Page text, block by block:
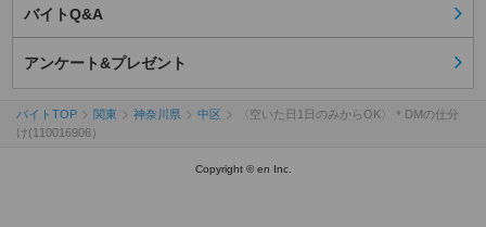
バイトQ&A
アンケート&プレゼント
バイトTOP 関東 神奈川県 中区
〈空いた日1日のみからOK〉＊DMの仕分
け(110016906）
Copyright © en Inc.